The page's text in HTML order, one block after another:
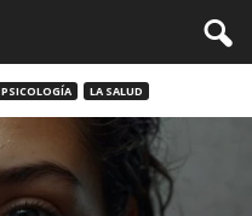
LA SALUD